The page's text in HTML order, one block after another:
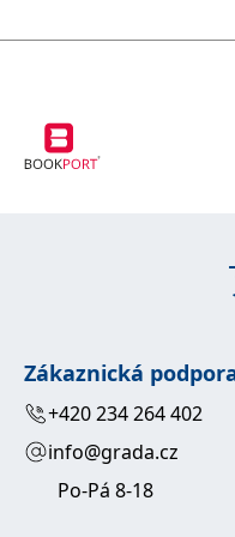
Zákaznická
+420 234 264 402
info@grada.cz
Po-Pá 8-18